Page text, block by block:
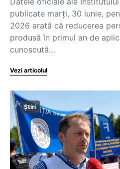
publicate marți, 30 iunie,
2026 arată că reducerea
produsă în primul an de
cunoscută…
Vezi articolul
Știri